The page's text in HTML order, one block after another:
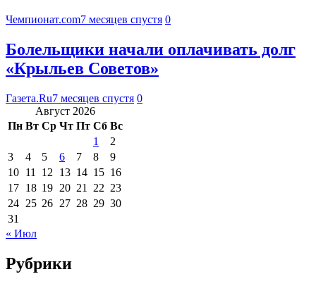
Чемпионат.com7 месяцев спустя 0
Болельщики начали оплачивать долг
«Крыльев Советов»
Газета.Ru7 месяцев спустя 0
Август 2026
Пн Вт Ср Чт Пт Сб Вс
1
2
3
4 5 6 7 8
9
10 11 12 13 14 15 16
17 18 19 20 21 22 23
24 25 26 27 28 29 30
31
« Июл
Рубрики